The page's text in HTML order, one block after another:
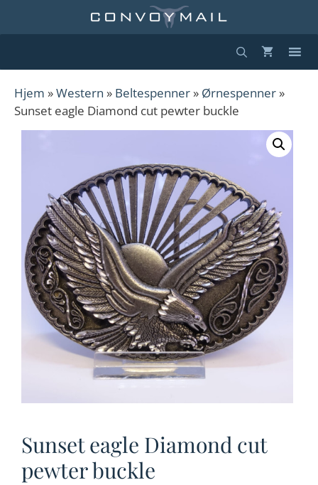
Hjem »Western » Beltespenner » Ørnespenner »
Sunset eagle Diamond cut pewter buckle
Sunset eagle Diamond cut
pewter buckle